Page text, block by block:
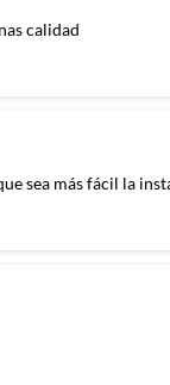
calidad
sea más fácil la